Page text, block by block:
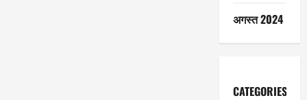
अगस्त 2024
CATEGORIES